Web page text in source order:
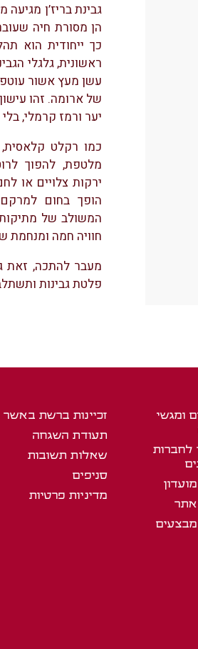
גבינת בריז’ן
הן מסורת חיה
כך ייחודית הוא
ראשונית, גלגלי
עשן מעץ אשור
של ארומה. זהו
יער ורמז קרמלי,
כמו רקלט קלאסית,
מלטפת, להפוך
ירקות צלויים או
הופך בחום
המשולב של מתיקות
חוויה חמה ומנחמת
מעבר להתכה, זאת
פלטת גבינות
ומגשי
אתר
מבצעים
זכיינות ברשת באשר
תעודת השגחה
שאלות תשובות
סניפים
מדיניות פרטיות